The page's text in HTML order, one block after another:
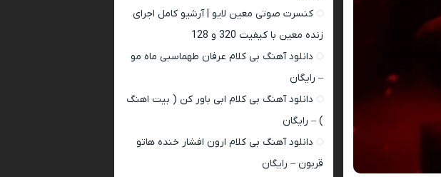
کنسرت صوتی معین لایو | آرشیو کامل اجرای
زنده معین با کیفیت 320 و 128
دانلود آهنگ بی کلام عرفان طهماسبی ماه مو
– رایگان
دانلود آهنگ بی کلام ابی باور کن ( بیت اهنگ
) – رایگان
دانلود آهنگ بی کلام ارون افشار خنده هاتو
قربون – رایگان